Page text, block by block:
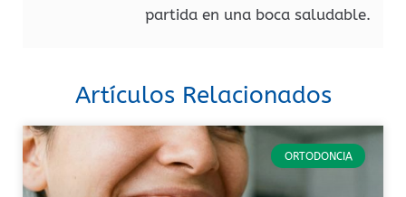
partida en una boca saludable.
Artículos Relacionados
ORTODONCIA